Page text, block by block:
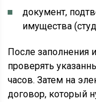
документ,
имущества
После заполнения
проверять
часов. Затем на
договор, который